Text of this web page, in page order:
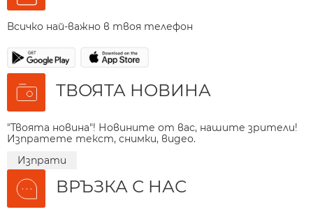
Всичко най-важно в твоя телефон
ТВОЯТА НОВИНА
"Твоята новина"! Новините от вас, нашите зрители!
Изпратете текст, снимки, видео.
Изпрати
ВРЪЗКА С НАС